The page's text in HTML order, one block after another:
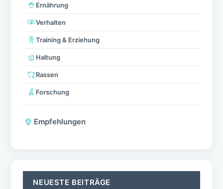
Ernährung
Verhalten
Training & Erziehung
Haltung
Rassen
Forschung
Empfehlungen
NEUESTE BEITRÄGE